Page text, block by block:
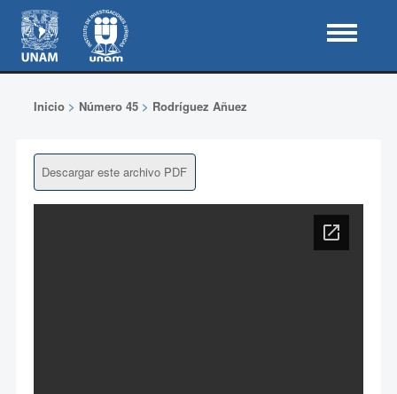
Inicio> Número 45> Rodríguez Añuez
Descargar este archivo PDF